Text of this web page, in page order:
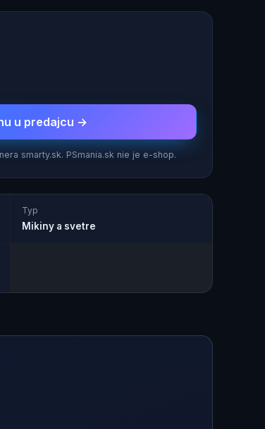
u predajcu →
smarty.sk. PSmania.sk nie je e-shop.
Typ
Mikiny a svetre